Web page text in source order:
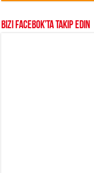
Bizi Facebok’ta takip edin